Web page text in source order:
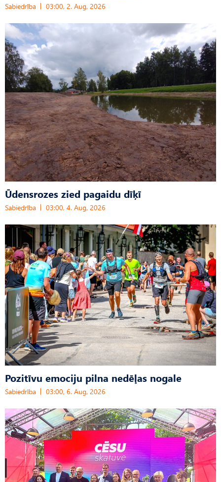
Sabiedrība 03:00, 2. Aug, 2026
Ūdensrozes zied pagaidu dīķī
Sabiedrība 03:00, 4. Aug, 2026
Pozitīvu emociju pilna nedēļas nogale
Sabiedrība 03:00, 6. Aug, 2026